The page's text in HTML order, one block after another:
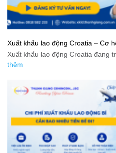
Xuất khẩu lao động Croatia – Cơ
Xuất khẩu lao động Croatia đang
thêm